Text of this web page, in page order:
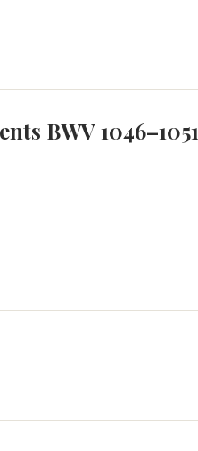
BWV 1046–1051